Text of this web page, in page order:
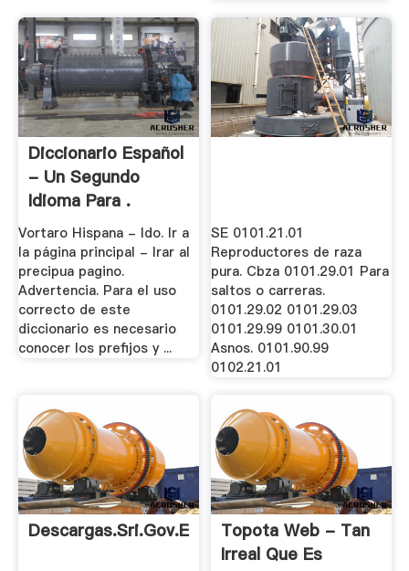
Diccionario Español
- Un Segundo
Idioma Para .
Vortaro Hispana - Ido. Ir a
la página principal - Irar al
precipua pagino.
Advertencia. Para el uso
correcto de este
diccionario es necesario
conocer los prefijos y ...
SE 0101.21.01
Reproductores de raza
pura. Cbza 0101.29.01 Para
saltos o carreras.
0101.29.02 0101.29.03
0101.29.99 0101.30.01
Asnos. 0101.90.99
0102.21.01
Descargas.sri.gov.ec
Topota Web - Tan
Irreal Que Es